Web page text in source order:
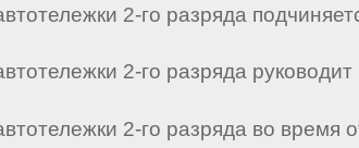
2-го разряда
2-го разряда
2-го разряда во